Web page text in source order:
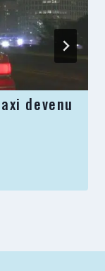
devenu